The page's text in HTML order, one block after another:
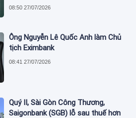
08:50 27/07/2026
Ông Nguyễn Lê Quốc Anh làm Chủ
tịch Eximbank
08:41 27/07/2026
Quý II, Sài Gòn Công Thương,
Saigonbank (SGB) lỗ sau thuế hơn